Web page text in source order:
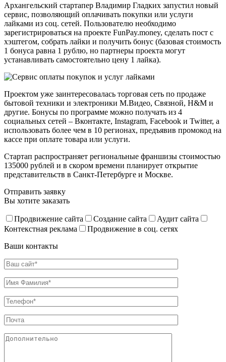
Архангельский стартапер Владимир Гладких запустил новый
сервис, позволяющий оплачивать покупки или услуги
лайками из соц. сетей. Пользователю необходимо
зарегистрироваться на проекте FunPay.money, сделать пост с
хэштегом, собрать лайки и получить бонус (базовая стоимость
1 бонуса равна 1 рублю, но партнеры проекта могут
устанавливать самостоятельно цену 1 лайка).
Проектом уже заинтересовалась торговая сеть по продаже
бытовой техники и электроники М.Видео, Связной, H&M и
другие. Бонусы по программе можно получать из 4
социальных сетей – Вконтакте, Instagram, Facebook и Twitter, а
использовать более чем в 10 регионах, предъявив промокод на
кассе при оплате товара или услуги.
Стартап распространяет региональные франшизы стоимостью
135000 рублей и в скором времени планирует открытие
представительств в Санкт-Петербурге и Москве.
Отправить заявку
Вы хотите заказать
Продвижение сайта Создание сайта
Аудит сайта
Контекстная реклама
Продвижение в соц. сетях
Ваши контакты